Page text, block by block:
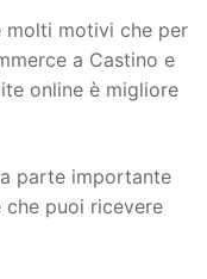
molti motivi che per
a Castino e
online è migliore
parte importante
che puoi ricevere